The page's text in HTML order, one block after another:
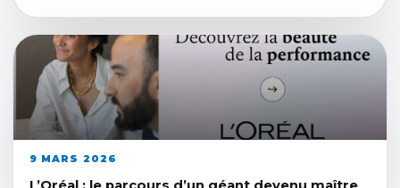
9 MARS 2026